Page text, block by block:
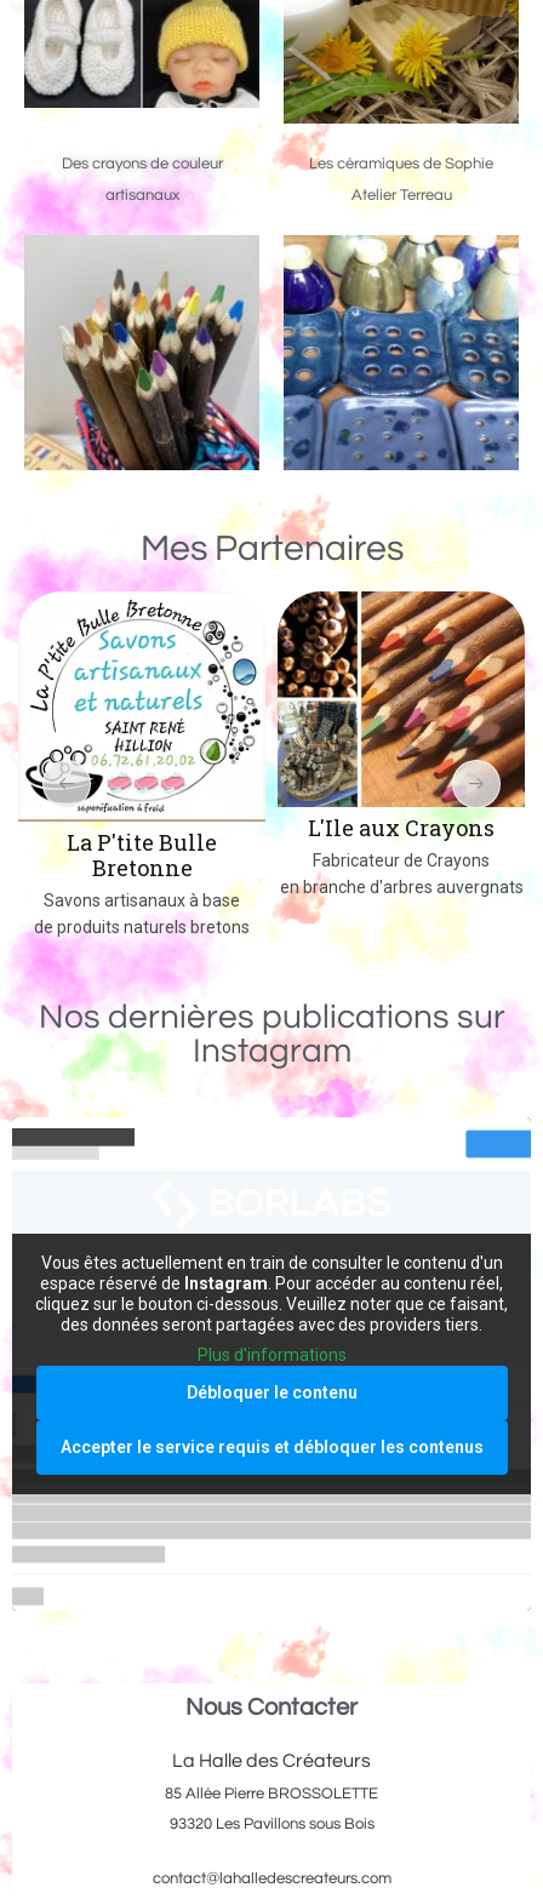
Des crayons de couleur
artisanaux
Les céramiques de Sophie
Atelier Terreau
Mes Partenaires
L'Ile aux Crayons
Fabricateur de Crayons
en branche d'arbres auvergnats
Un Monde de Bois
Des jeux, jouets et objets en bois
massif fabriqués dans le 02
Nos dernières publications sur
Instagram
Vous êtes actuellement en train de consulter le contenu d'un
espace réservé de Instagram . Pour accéder au contenu réel,
cliquez sur le bouton ci-dessous. Veuillez noter que ce faisant,
des données seront partagées avec des providers tiers.
Plus d'informations
Débloquer le contenu
Accepter le service requis et débloquer les contenus
Nous Contacter
La Halle des Créateurs
85 Allée Pierre BROSSOLETTE
93320 Les Pavillons sous Bois
contact@lahalledescreateurs.com